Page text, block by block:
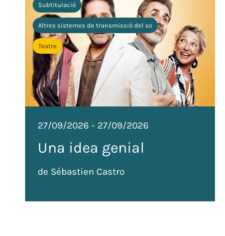
Subtitulació
Altres sistemes de transmissió del so
Teatre
27/09/2026 - 27/09/2026
Una idea genial
de Sébastien Castro